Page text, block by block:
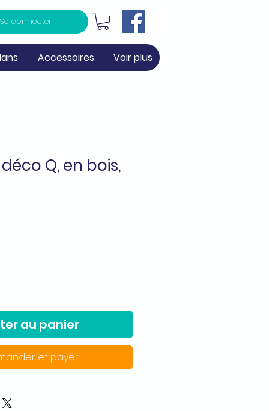
Se connecter
Accessoires Voir plus
Q, en bois,
au panier
et payer